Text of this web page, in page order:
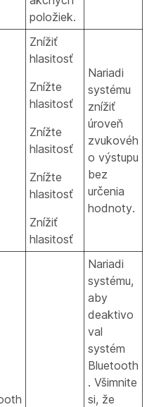
položiek.
Znížiť
hlasitosť
Znížte
hlasitosť
Znížte
hlasitosť
Znížte
hlasitosť
Znížiť
hlasitosť
Nariadi
systému
znížiť
úroveň
zvukovéh
o výstupu
bez
určenia
hodnoty.
Nariadi
systému,
aby
deaktivo
val
systém
Bluetooth
. Všimnite
si, že